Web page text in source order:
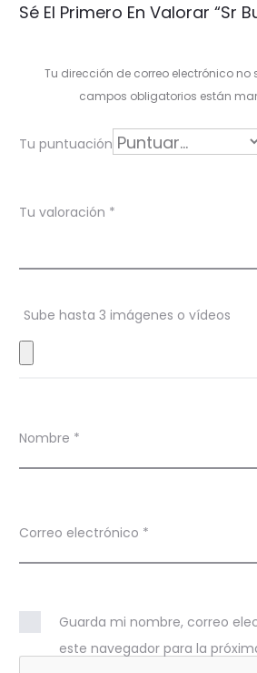
a
r
i
o
e
s
Sé El Primero En Valorar “Sr
Tu dirección de correo electrónico no
campos obligatorios están
Tu puntuación
Tu valoración *
Sube hasta 3 imágenes o vídeos
Nombre *
Correo electrónico *
Guarda mi nombre, correo
este navegador para la